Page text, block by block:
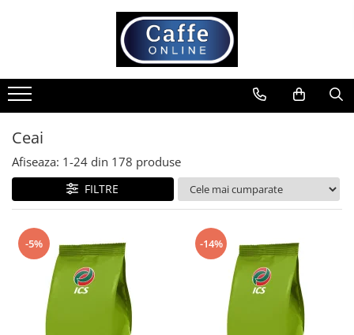
Cafea
Cafea Boabe
Capsule Cafea
Cafea Macinata
Cafea Instant
Ceai
Aparate Automate
Aparate capsule
Aparate clasice
Accesorii
Ceai
Afiseaza: 1-24 din 178 produse
FILTRE
-5% -14%